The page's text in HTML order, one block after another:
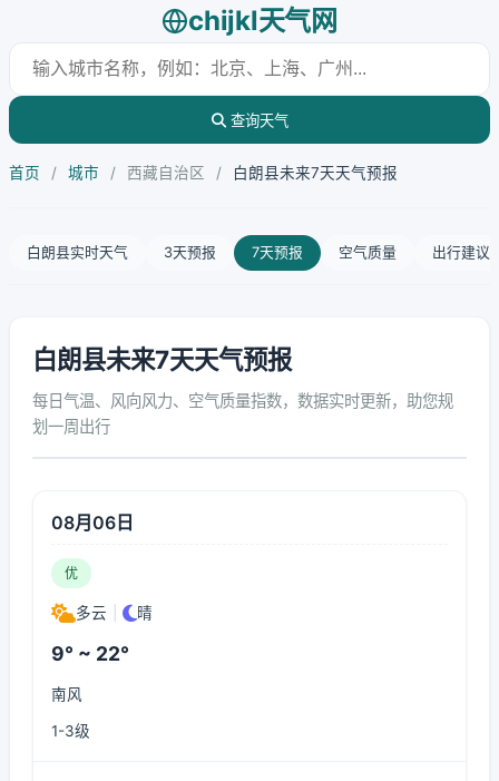
chijkl天气网
查询天气
首页 / 城市 / 西藏自治区 / 白朗县未来7天天气预报
白朗县实时天气 3天预报 7天预报 空气质量 出行建议
白朗县未来7天天气预报
每日气温、风向风力、空气质量指数，数据实时更新，助您规
划一周出行
08月06日
优
多云 晴
9° ~ 22°
南风
1-3级